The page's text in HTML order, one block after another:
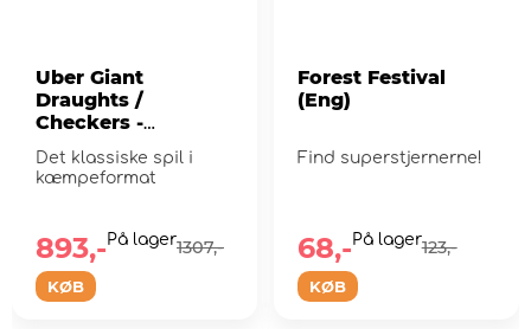
Uber Giant
Draughts /
Checkers -
spillebrikker 25 cm
Det klassiske spil i
kæmpeformat
KØB
1307,-
893,- På lager
Forest Festival
(Eng)
Find superstjernerne!
KØB
123,-
68,- På lager